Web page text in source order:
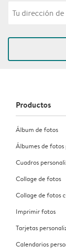
Productos
Álbum de fotos
Álbumes de fotos
Cuadros
Collage de fotos
Collage de fotos
Imprimir fotos
Tarjetas
Calendarios